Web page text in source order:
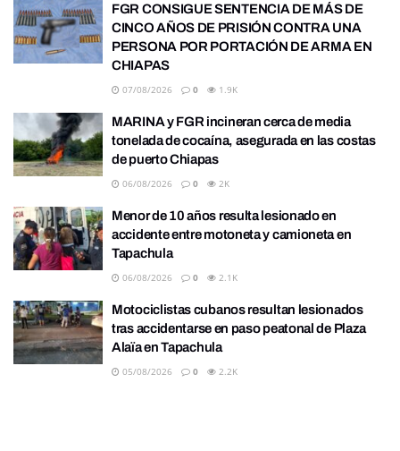
FGR CONSIGUE SENTENCIA DE MÁS DE
CINCO AÑOS DE PRISIÓN CONTRA UNA
PERSONA POR PORTACIÓN DE ARMA EN
CHIAPAS
07/08/2026 0 1.9K
MARINA y FGR incineran cerca de media
tonelada de cocaína, asegurada en las costas
de puerto Chiapas
06/08/2026 0 2K
Menor de 10 años resulta lesionado en
accidente entre motoneta y camioneta en
Tapachula
06/08/2026 0 2.1K
Motociclistas cubanos resultan lesionados
tras accidentarse en paso peatonal de Plaza
Alaïa en Tapachula
05/08/2026 0 2.2K